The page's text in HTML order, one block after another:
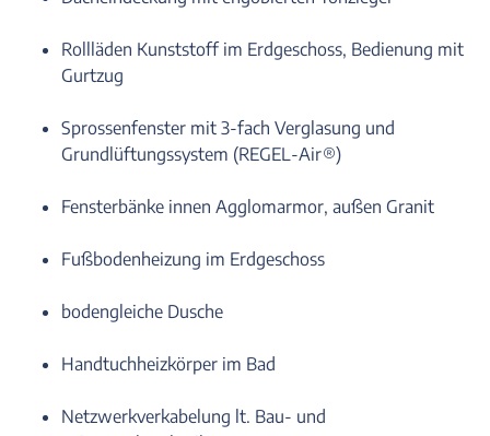
Rollläden Kunststoff im Erdgeschoss, Bedienung mit
Gurtzug
Sprossenfenster mit 3-fach Verglasung und
Grundlüftungssystem (REGEL-Air®)
Fensterbänke innen Agglomarmor, außen Granit
Fußbodenheizung im Erdgeschoss
bodengleiche Dusche
Handtuchheizkörper im Bad
Netzwerkverkabelung lt. Bau- und